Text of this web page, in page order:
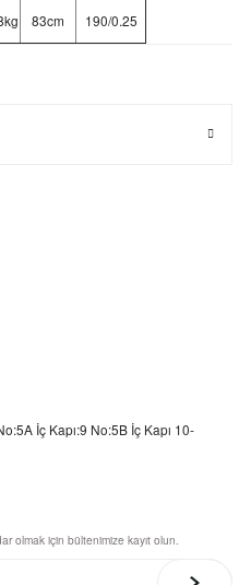
83cm 190/0.25
İç Kapı:9 No:5B İç Kapı 10-
olmak için bültenimize kayıt olun.